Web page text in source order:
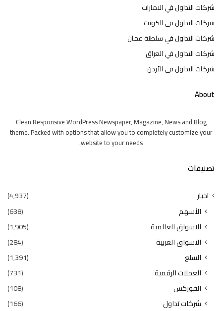
شركات التداول في الامارات
شركات التداول في الكويت
شركات التداول في سلطنة عمان
شركات التداول في العراق
شركات التداول في الأردن
About
Clean Responsive WordPress Newspaper, Magazine, News and Blog
theme. Packed with options that allow you to completely customize your
website to your needs.
تصنيفات
اخبار (4٬937)
الأسهم
(638)
الاسواق العالمية
(1٬905)
الاسواق العربية
(284)
السلع
(1٬391)
العملات الرقمية
(731)
الفوركس
(108)
شركات تداول
(166)